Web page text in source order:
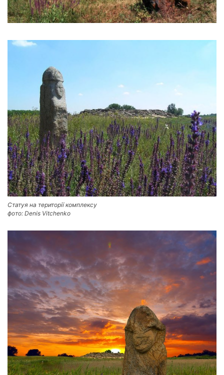
Статуя на території комплексу
фото: Denis Vitchenko